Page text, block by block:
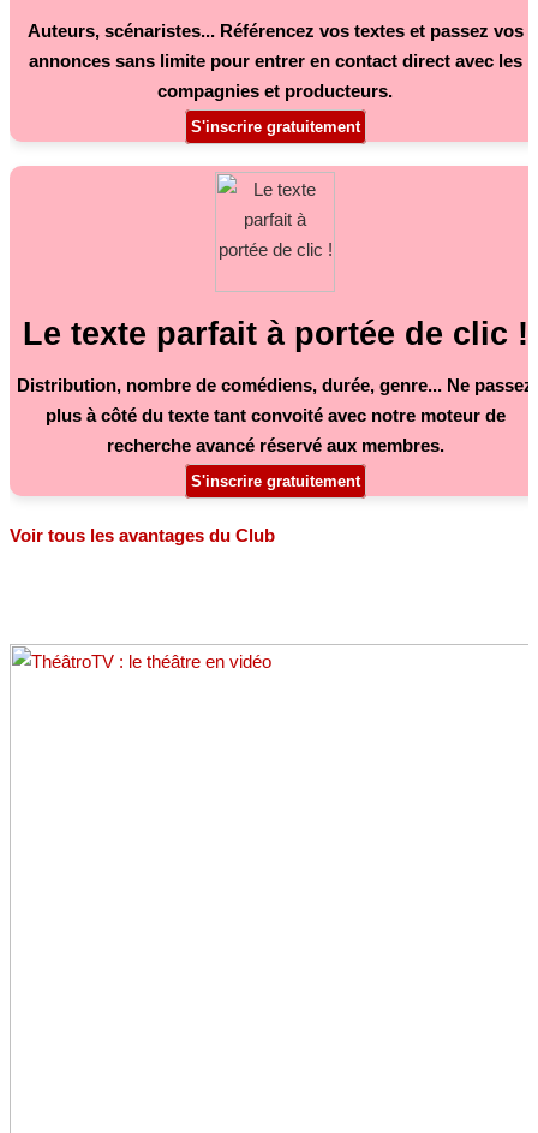
Auteurs, scénaristes... Référencez vos textes et passez vos
annonces sans limite pour entrer en contact direct avec les
compagnies et producteurs.
S'inscrire gratuitement
Le texte parfait à portée de clic !
Distribution, nombre de comédiens, durée, genre... Ne passez
plus à côté du texte tant convoité avec notre moteur de
recherche avancé réservé aux membres.
S'inscrire gratuitement
Voir tous les avantages du Club